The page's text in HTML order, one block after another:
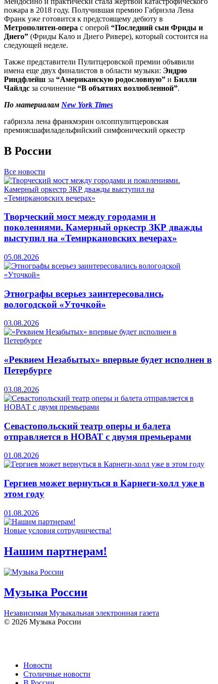
пожара в 2018 году. Получившая премию Габриэла Лена
Франк уже готовится к предстоящему дебюту в
Метрополитен-опера с оперой “Последний сын Фриды и
Диего” (Фриды Кало и Диего Ривере), который состоится на
следующей неделе.
Также представители Пулитцеровской премии объявили
имена еще двух финалистов в области музыки: Эндрю
Риндфлейш за “Американскую родословную” и Билли
Чайлдс за сочинение “В объятиях возлюбленной”.
По материалам New York Times
габриэла лена франкмэрин олсоппулитцеровская
премиясшафиладельфийский симфонический оркестр
В России
Все новости
Творческий мост между городами и
поколениями. Камерный оркестр ЗКР дважды
выступил на «Темиркановских вечерах»
05.08.2026
Этнографы всерьез заинтересовались
вологодской «Уточкой»
03.08.2026
«Реквием Незабытых» впервые будет исполнен в
Петербурге
03.08.2026
Севастопольский театр оперы и балета
отправляется в НОВАТ с двумя премьерами
01.08.2026
Гергиев может вернуться в Карнеги-холл уже в
этом году
01.08.2026
Новые условия сотрудничества!
Нашим партнерам!
Музыка России
Независимая Музыкальная электронная газета
© 2026 Музыка России
Новости
Столичные новости